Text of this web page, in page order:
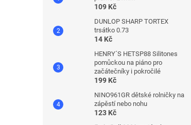
109 Kč
DUNLOP SHARP TORTEX
trsátko 0.73
14 Kč
HENRY´S HETSP88 Silitones
pomůckou na piáno pro
začátečníky i pokročilé
199 Kč
NINO961GR dětské rolničky na
zápěstí nebo nohu
123 Kč